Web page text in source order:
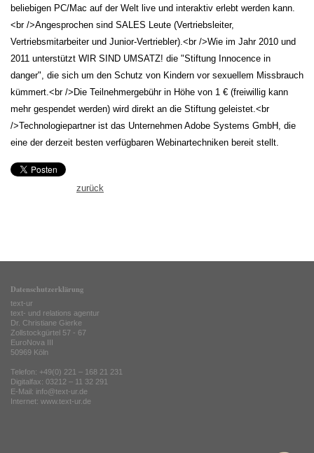
beliebigen PC/Mac auf der Welt live und interaktiv erlebt werden kann.
<br />Angesprochen sind SALES Leute (Vertriebsleiter,
Vertriebsmitarbeiter und Junior-Vertriebler).<br />Wie im Jahr 2010 und
2011 unterstützt WIR SIND UMSATZ! die "Stiftung Innocence in
danger", die sich um den Schutz von Kindern vor sexuellem Missbrauch
kümmert.<br />Die Teilnehmergebühr in Höhe von 1 € (freiwillig kann
mehr gespendet werden) wird direkt an die Stiftung geleistet.<br
/>Technologiepartner ist das Unternehmen Adobe Systems GmbH, die
eine der derzeit besten verfügbaren Webinartechniken bereit stellt.
zurück
Datenschutzerklärung
text-ur
text- und relations agentur
Dr. Christiane Gierke
Zollstockgürtel 57 - 67
EuroNova III
50969 Köln
Telefon: +49(0) 221 – 168 21 231
Digitalfax: 03212 – 11 32 291
E-Mail: info@text-ur.de
Internet: www.text-ur.de